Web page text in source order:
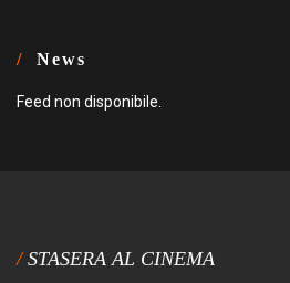
News
Feed non disponibile.
STASERA AL CINEMA